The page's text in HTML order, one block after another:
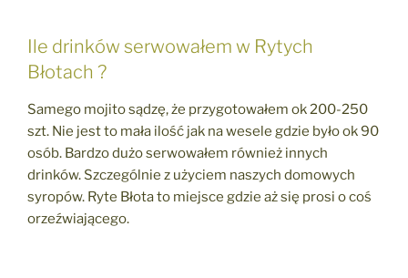
Ile drinków serwowałem w Rytych
Błotach ?
Samego mojito sądzę, że przygotowałem ok 200-250
szt. Nie jest to mała ilość jak na wesele gdzie było ok 90
osób. Bardzo dużo serwowałem również innych
drinków. Szczególnie z użyciem naszych domowych
syropów. Ryte Błota to miejsce gdzie aż się prosi o coś
orzeźwiającego.